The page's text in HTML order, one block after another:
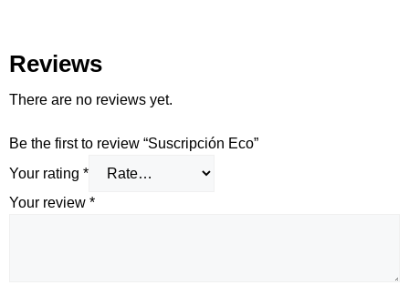
Reviews
There are no reviews yet.
Be the first to review “Suscripción Eco”
Your rating *
Your review *